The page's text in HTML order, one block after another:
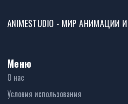
ANIMESTUDIO - МИР АНИМАЦИИ
Меню
О нас
Условия использования